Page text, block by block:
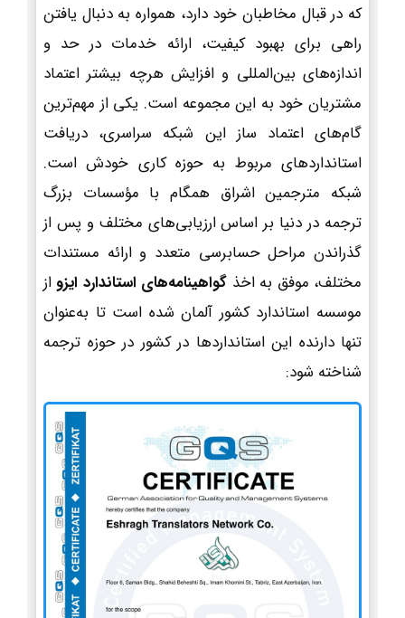
که در قبال مخاطبان خود دارد، همواره به دنبال یافتن
راهی برای بهبود کیفیت، ارائه خدمات در حد و
اندازه‌های بین‌المللی و افزایش هرچه بیشتر اعتماد
مشتریان خود به این مجموعه است. یکی از مهم‌ترین
گام‌های اعتماد ساز این شبکه سراسری، دریافت
استانداردهای مربوط به حوزه کاری خودش است.
شبکه مترجمین اشراق همگام با مؤسسات بزرگ
ترجمه در دنیا بر اساس ارزیابی‌های مختلف و پس از
گذراندن مراحل حسابرسی متعدد و ارائه مستندات
مختلف، موفق به اخذ گواهینامه‌های استاندارد ایزو از
موسسه استاندارد کشور آلمان شده است تا به‌عنوان
تنها دارنده این استانداردها در کشور در حوزه ترجمه
شناخته شود: